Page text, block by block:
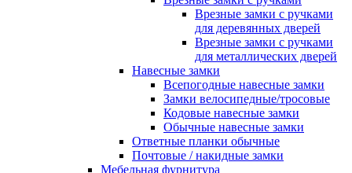
Врезные замки с ручками
для деревянных дверей
Врезные замки с ручками
для металлических дверей
Навесные замки
Всепогодные навесные замки
Замки велосипедные/тросовые
Кодовые навесные замки
Обычные навесные замки
Ответные планки обычные
Почтовые / накидные замки
Мебельная фурнитура